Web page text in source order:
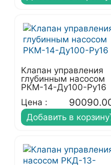
Клапан управления
глубинным насосом
РКМ-14-Ду100-Ру16
Цена :
Добавить в корзину